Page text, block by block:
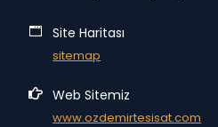
Site Haritası
sitemap
Web Sitemiz
www.ozdemirtesisat.com